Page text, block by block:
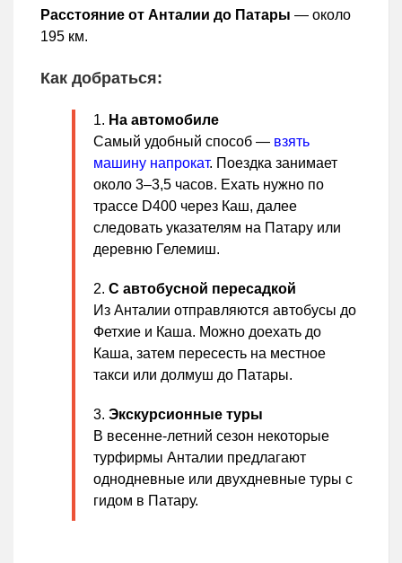
Расстояние от Анталии до Патары — около
195 км.
Как добраться:
На автомобиле
Самый удобный способ — взять
машину напрокат. Поездка занимает
около 3–3,5 часов. Ехать нужно по
трассе D400 через Каш, далее
следовать указателям на Патару или
деревню Гелемиш.
С автобусной пересадкой
Из Анталии отправляются автобусы до
Фетхие и Каша. Можно доехать до
Каша, затем пересесть на местное
такси или долмуш до Патары.
Экскурсионные туры
В весенне-летний сезон некоторые
турфирмы Анталии предлагают
однодневные или двухдневные туры с
гидом в Патару.